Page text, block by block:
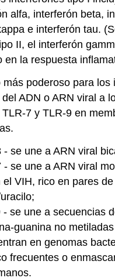
alfa, interferón beta,
e interferón tau.
II, el interferón
en la respuesta
más poderoso para los
ADN o ARN viral a
TLR-7 y TLR-9 en
- se une a ARN viral
- se une a ARN viral
el VIH, rico en pares
- se une a secuencias
guanina no
en genomas
frecuentes o